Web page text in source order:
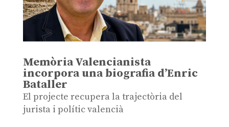
Memòria Valencianista
incorpora una biografia d’Enric
Bataller
El projecte recupera la trajectòria del
jurista i polític valencià